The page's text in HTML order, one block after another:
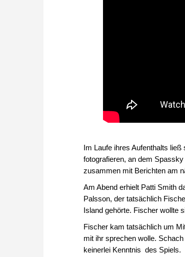
Im Laufe ihres Aufenthalts
fotografieren, an dem
zusammen mit Berichten am
Am Abend erhielt Patti Smith
Palsson, der tatsächlich
Island gehörte. Fischer wollte
Fischer kam tatsächlich um
mit ihr sprechen wolle.
keinerlei Kenntnis des Spiels.